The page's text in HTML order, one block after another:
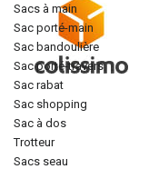
sacs à main
sac porté-main
sac bandoulière
sac porté-travers
sac rabat
sac shopping
sac à dos
trotteur
sacs seau